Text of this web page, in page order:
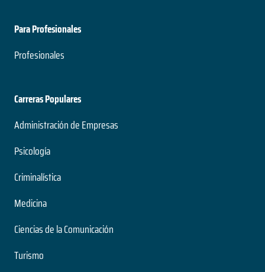
Para Profesionales
Profesionales
Carreras Populares
Administración de Empresas
Psicología
Criminalística
Medicina
Ciencias de la Comunicación
Turismo